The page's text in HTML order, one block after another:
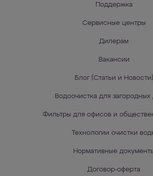
Поддержка
Сервисные центры
Дилерам
Вакансии
Блог (Статьи и Новости)
Водоочистка для
Фильтры для офисов и
Технологии очистки
Нормативные
Договор-оферта